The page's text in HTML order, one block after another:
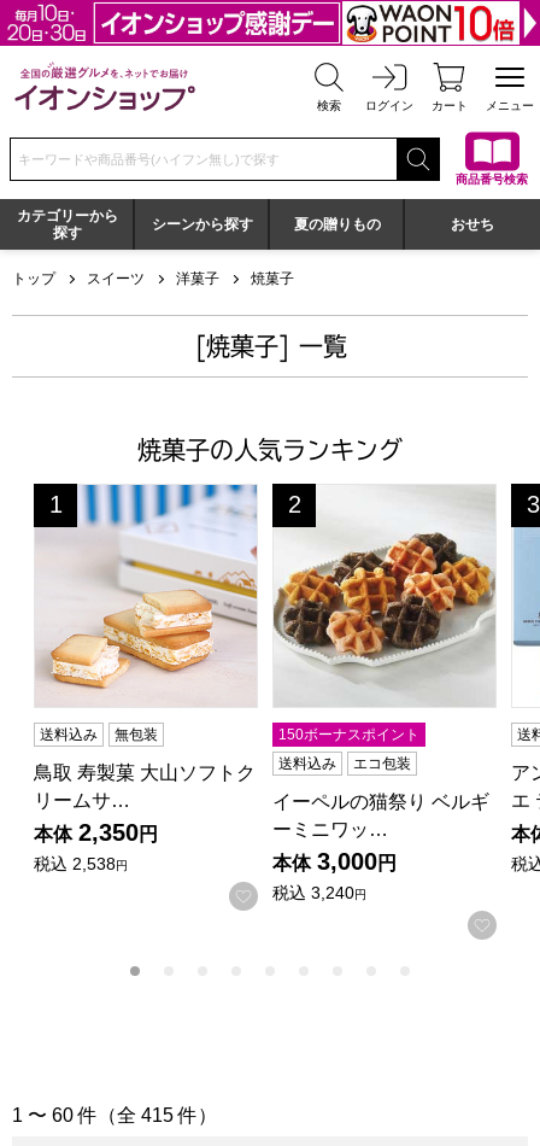
全国の厳選グルメを、ネットでお届け イオンショップ
検索 ログイン カート メニュー
検索キーワードまたは商品番号を入力してください
商品番号検索
カテゴリーから
探す
シーンから探す 夏の贈りもの おせち
トップ スイーツ 洋菓子 焼菓子
[焼菓子] 一覧
焼菓子の人気ランキング
鳥取 寿製菓 大山ソフトクリームサンドクッキー18個入
1
位
送料込み 無包装
鳥取 寿製菓 大山ソフトク
リームサ…
本体 2,350円
税込 2,538円
お気に入りに登録する
イーペルの猫祭り ベルギー
2
位
150ボーナスポイント
送料込み
エコ包装
イーペルの猫祭り ベルギ
ーミニワッ…
本体 3,000円
税込 3,240円
お気
3
位
送
ア
エ
本
税
「焼菓子」の商品一覧
1 〜 60 件（全 415 件）